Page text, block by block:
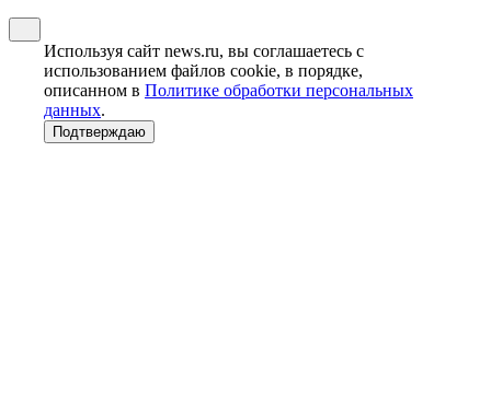
Используя сайт news.ru, вы соглашаетесь с
использованием файлов cookie, в порядке,
описанном в Политике обработки персональных
данных.
Подтверждаю